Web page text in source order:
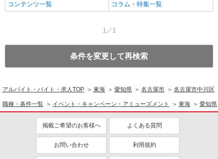
コンテンツ一覧
コラム・特集一覧
1／1
条件を変更して再検索
アルバイト・バイト・求人TOP 東海 愛知県 名古屋市 名古屋市中川区
職種・条件一覧 イベント・キャンペーン・アミューズメント 東海 愛知県
掲載ご希望のお客様へ よくある質問
お問い合わせ 利用規約